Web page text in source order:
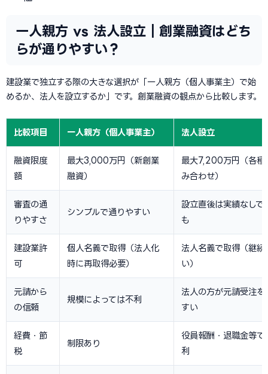
一人親方 vs 法人設立｜創業融資はどち
らが通りやすい？
建設業で独立する際の大きな選択が「一人親方（個人事業主）で始
めるか、法人を設立するか」です。創業融資の観点から比較します。
比較項目 一人親方（個人事業主） 法人設立
融資限度
額
最大3,000万円（新創業
融資）
最大7,200万円（各種
み合わせ）
審査の通
りやすさ
シンプルで通りやすい
設立直後は実績なしで
も
建設業許
可
個人名義で取得（法人化
時に再取得必要）
法人名義で取得（継続
い）
元請から
の信頼
規模によっては不利
法人の方が元請受注を
すい
経費・節
税
制限あり
役員報酬・退職金等で
利